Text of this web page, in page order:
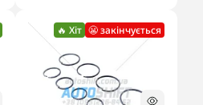
🔥 Хіт 😬 закінчується